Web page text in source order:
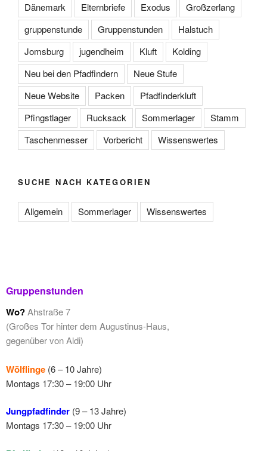
Dänemark
Elternbriefe Exodus
Großzerlang
gruppenstunde
Gruppenstunden
Halstuch
Jomsburg
jugendheim Kluft
Kolding
Neu bei den Pfadfindern
Neue Stufe
Neue Website
Packen
Pfadfinderkluft
Pfingstlager
Rucksack Sommerlager
Stamm
Taschenmesser
Vorbericht Wissenswertes
SUCHE NACH KATEGORIEN
Allgemein Sommerlager Wissenswertes
Gruppenstunden
Wo?Ahstraße 7
(Großes Tor hinter dem Augustinus-Haus,
gegenüber von Aldi)
Wölflinge (6 – 10 Jahre)
Montags 17:30 – 19:00 Uhr
Jungpfadfinder (9 – 13 Jahre)
Montags 17:30 – 19:00 Uhr